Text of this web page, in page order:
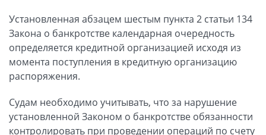
Установленная абзацем шестым пункта 2 статьи 134
Закона о банкротстве календарная очередность
определяется кредитной организацией исходя из
момента поступления в кредитную организацию
распоряжения.
Судам необходимо учитывать, что за нарушение
установленной Законом о банкротстве обязанности
контролировать при проведении операций по счету